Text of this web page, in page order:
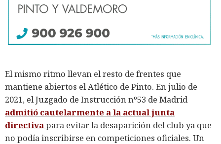
El mismo ritmo llevan el resto de frentes que
mantiene abiertos el Atlético de Pinto. En julio de
2021, el Juzgado de Instrucción nº53 de Madrid
admitió cautelarmente a la actual junta
directivapara evitar la desaparición del club ya que
no podía inscribirse en competiciones oficiales. Un